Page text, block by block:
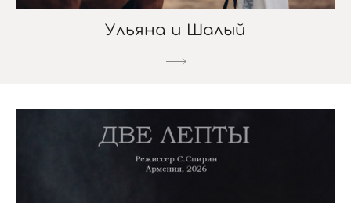
Ульяна и Шалый